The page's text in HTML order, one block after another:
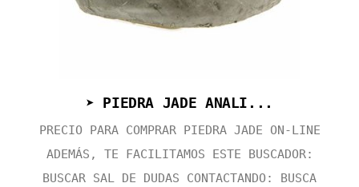
➤ PIEDRA JADE ANALI...
PRECIO PARA COMPRAR PIEDRA JADE ON-LINE
ADEMÁS, TE FACILITAMOS ESTE BUSCADOR:
BUSCAR SAL DE DUDAS CONTACTANDO: BUSCA